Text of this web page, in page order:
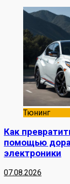
Тюнинг
Как
помощью
электроники
07.08.2026